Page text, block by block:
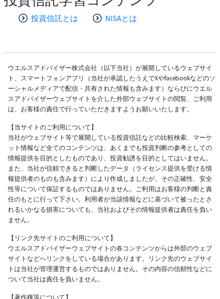
投資信託とは NISAとは
ウエルスアドバイザー株式会社（以下当社）が展開しているウェブサイ
ト、スマートフォンアプリ（当社が承認したうえでXやfacebookなどのソ
ーシャルメディアで配信・共有された情報も含みます）ならびにウエル
スアドバイザーウェブサイトを介した外部ウェブサイトの閲覧、ご利用
は、お客様の責任で行っていただきますようお願いいたします。
【当サイトのご利用について】
当社がウェブサイト等で展開している投資信託などの比較検索、マーケ
ット情報など全てのコンテンツは、あくまでも投資判断の参考としての
情報提供を目的としたものであり、投資勧誘を目的としてはいません。
また、当社が信頼できると判断したデータ（ライセンス提供を受ける情
報提供者のものも含みます）により作成しましたが、その正確性、安全
性等について保証するものではありません。ご利用はお客様の判断と責
任のもとに行って下さい。利用者が当該情報などに基づいて被ったとさ
れるいかなる損害についても、当社およびその情報提供者は責任を負い
ません。
【リンク先サイトのご利用について】
ウエルスアドバイザーウェブサイトの各コンテンツからは外部のウェブ
サイトなどへリンクをしている場合があります。リンク先のウェブサイ
トは当社が管理運営するものではありません。その内容の信頼性などに
ついて当社は責任を負いません。
【著作権等について】